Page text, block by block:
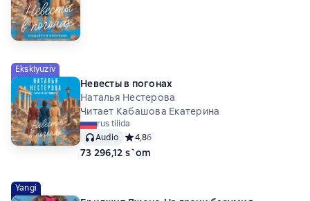
Eksklyuziv
Невесты в погонах
Наталья Нестерова
Читает Кабашова Екатерина
rus tilida
Audio
Средний рейтинг 4,8 на основе 6 оценок
4,86
73 296,12 s`om
Yangi